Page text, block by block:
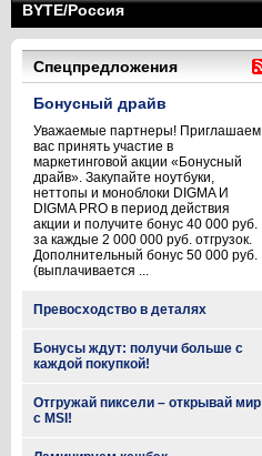
BYTE/Россия
Спецпредложения
Бонусный драйв
Уважаемые партнеры! Приглашаем
вас принять участие в
маркетинговой акции «Бонусный
драйв». Закупайте ноутбуки,
неттопы и моноблоки DIGMA И
DIGMA PRO в период действия
акции и получите бонус 40 000 руб.
за каждые 2 000 000 руб. отгрузок.
Дополнительный бонус 50 000 руб.
(выплачивается ...
Превосходство в деталях
Бонусы ждут: получи больше с
каждой покупкой!
Отгружай пиксели – открывай мир
с MSI!